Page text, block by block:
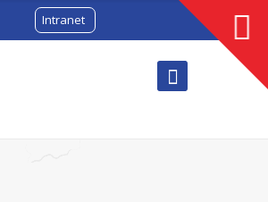
Intranet